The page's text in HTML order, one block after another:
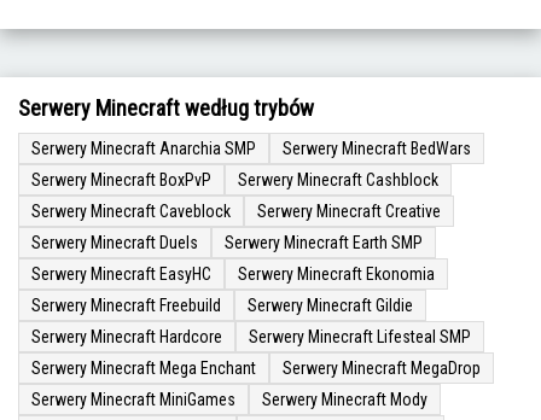
Serwery Minecraft według trybów
Serwery Minecraft Anarchia SMP
Serwery Minecraft BedWars
Serwery Minecraft BoxPvP
Serwery Minecraft Cashblock
Serwery Minecraft Caveblock
Serwery Minecraft Creative
Serwery Minecraft Duels
Serwery Minecraft Earth SMP
Serwery Minecraft EasyHC
Serwery Minecraft Ekonomia
Serwery Minecraft Freebuild
Serwery Minecraft Gildie
Serwery Minecraft Hardcore
Serwery Minecraft Lifesteal SMP
Serwery Minecraft Mega Enchant
Serwery Minecraft MegaDrop
Serwery Minecraft MiniGames
Serwery Minecraft Mody